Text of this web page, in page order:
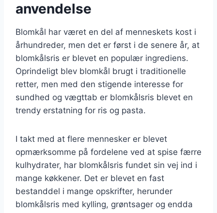
anvendelse
Blomkål har været en del af menneskets kost i
århundreder, men det er først i de senere år, at
blomkålsris er blevet en populær ingrediens.
Oprindeligt blev blomkål brugt i traditionelle
retter, men med den stigende interesse for
sundhed og vægttab er blomkålsris blevet en
trendy erstatning for ris og pasta.
I takt med at flere mennesker er blevet
opmærksomme på fordelene ved at spise færre
kulhydrater, har blomkålsris fundet sin vej ind i
mange køkkener. Det er blevet en fast
bestanddel i mange opskrifter, herunder
blomkålsris med kylling, grøntsager og endda